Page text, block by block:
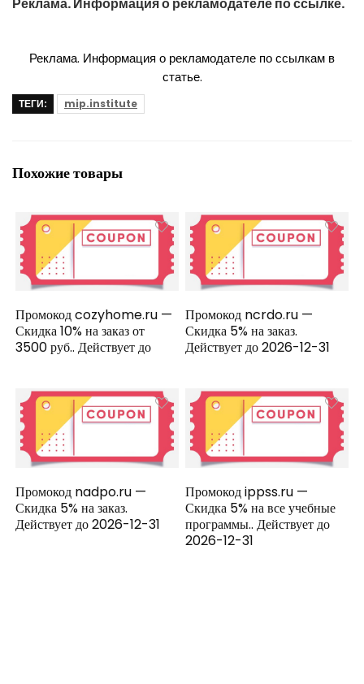
Реклама. Информация о рекламодателе по ссылкам в
статье.
ТЕГИ: mip.institute
Похожие товары
Промокод cozyhome.ru —
Скидка 10% на заказ от
3500 руб.. Действует до
Промокод ncrdo.ru —
Скидка 5% на заказ.
Действует до 2026-12-31
Промокод nadpo.ru —
Скидка 5% на заказ.
Действует до 2026-12-31
Промокод ippss.ru —
Скидка 5% на все учебные
программы.. Действует до
2026-12-31